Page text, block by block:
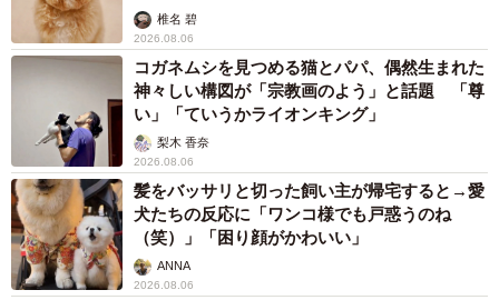
か、5等1万円が340本、6等3000円が1123本、7等300円が1
万2036本が当選となり、回収できたのは1057万9800円。約
2500万円マイナスとなった。
「高額当選してほしかった気持ちもありますが、こんなも
んか…という金額です。一方で、購入から当選発表までの1
カ月間、『当たったらどうしよう』『12万枚もあれば当た
る！？』と高揚感は高く、これを300円から味わえるのは最
強です。金額だけで語るとマイナスですが、メンタル的に
はプラスです。みんなでデカい舟に乗る感じで、文化祭っ
椎名 碧
2026.08.06
コガネムシを見つめる猫とパパ、偶然生まれた
神々しい構図が「宗教画のよう」と話題 「尊
い」「ていうかライオンキング」
梨木 香奈
2026.08.06
髪をバッサリと切った飼い主が帰宅すると→愛
犬たちの反応に「ワンコ様でも戸惑うのね
（笑）」「困り顔がかわいい」
ANNA
2026.08.06